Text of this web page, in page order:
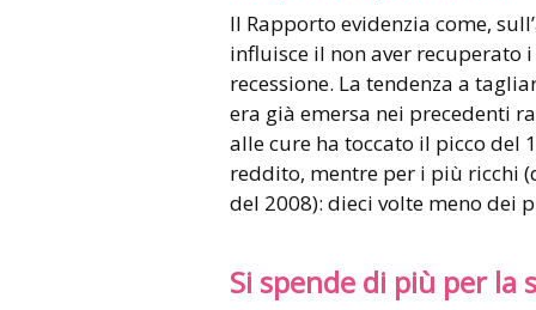
Il Rapporto evidenzia come,
influisce il non aver
recessione. La tendenza a
era già emersa nei precedenti
alle cure ha toccato il picco del
reddito, mentre per i più ricchi
del 2008): dieci volte meno dei
Si spende di più per la